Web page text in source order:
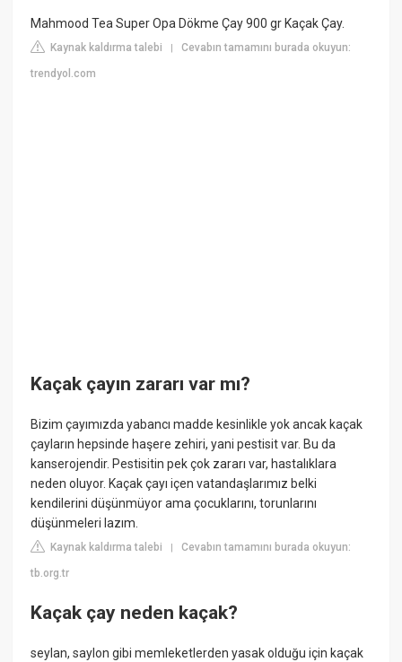
Mahmood Tea Super Opa Dökme Çay 900 gr Kaçak Çay.
Kaynak kaldırma talebi |Cevabın tamamını burada okuyun:
trendyol.com
Kaçak çayın zararı var mı?
Bizim çayımızda yabancı madde kesinlikle yok ancak kaçak
çayların hepsinde haşere zehiri, yani pestisit var. Bu da
kanserojendir. Pestisitin pek çok zararı var, hastalıklara
neden oluyor. Kaçak çayı içen vatandaşlarımız belki
kendilerini düşünmüyor ama çocuklarını, torunlarını
düşünmeleri lazım.
Kaynak kaldırma talebi |Cevabın tamamını burada okuyun:
tb.org.tr
Kaçak çay neden kaçak?
seylan, saylon gibi memleketlerden yasak olduğu için kaçak